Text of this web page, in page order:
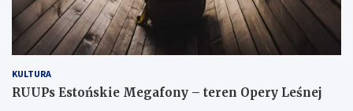
KULTURA
RUUPs Estońskie Megafony – teren Opery Leśnej